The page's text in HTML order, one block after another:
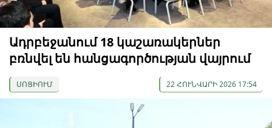
Ադրբեջանում 18 կաշառակերներ
բռնվել են հանցագործության վայրում
ՍՈՑԻՈՒՄ 22 ՀՈՒՆՎԱՐԻ 2026 17:54